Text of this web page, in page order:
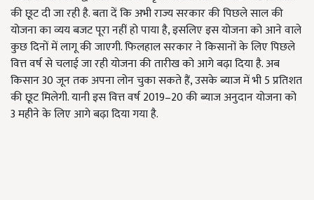
की छूट दी जा रही है. बता दें कि अभी राज्य सरकार की पिछले साल की
योजना का व्यय बजट पूरा नहीं हो पाया है, इसलिए इस योजना को आने वाले
कुछ दिनों में लागू की जाएगी. फिलहाल सरकार ने किसानों के लिए पिछले
वित्त वर्ष से चलाई जा रही योजना की तारीख को आगे बढ़ा दिया है. अब
किसान 30 जून तक अपना लोन चुका सकते हैं, उसके ब्याज में भी 5 प्रतिशत
की छूट मिलेगी. यानी इस वित्त वर्ष 2019–20 की ब्याज अनुदान योजना को
3 महीने के लिए आगे बढ़ा दिया गया है.